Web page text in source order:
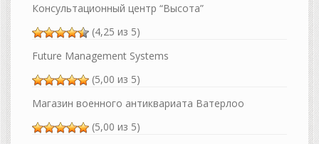
Консультационный центр “Высота”
(4,25 из 5)
Future Management Systems
(5,00 из 5)
Магазин военного антиквариата Ватерлоо
(5,00 из 5)